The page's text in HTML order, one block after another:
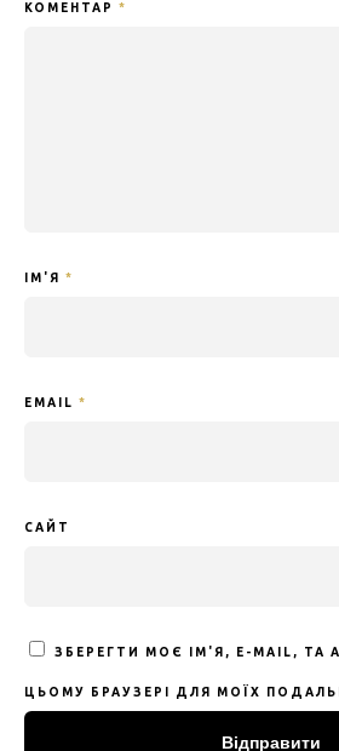
КОМЕНТАР *
ІМ'Я *
EMAIL *
САЙТ
ЗБЕРЕГТИ МОЄ ІМ'Я, E-MAIL, ТА
ЦЬОМУ БРАУЗЕРІ ДЛЯ МОЇХ